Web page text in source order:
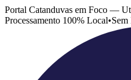
Portal Catanduvas em Foco —
Processamento 100% Local•Sem